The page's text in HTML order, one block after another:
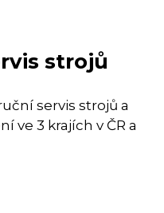
strojů
servis strojů a
ve 3 krajích v ČR a